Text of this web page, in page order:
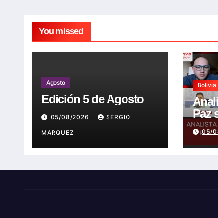
You missed
Agosto
Edición 5 de Agosto
05/08/2026 SERGIO
MARQUEZ
Bolivia
Paz
ni05/